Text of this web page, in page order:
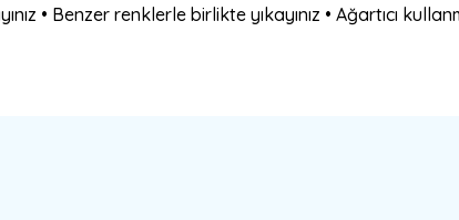
• Benzer renklerle birlikte yıkayınız • Ağartıcı